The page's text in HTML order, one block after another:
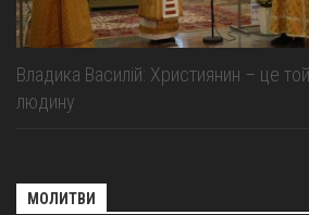
Владика Василій: Християнин – це
людину
МОЛИТВИ